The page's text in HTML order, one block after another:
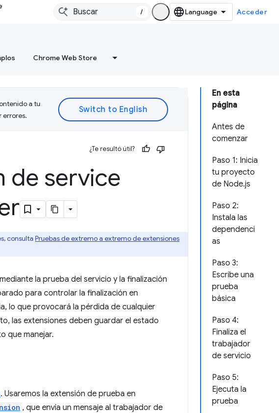
/ Acceder
Chrome Web Store
En esta
página
Antes de
comenzar
Paso 1: Inicia
tu proyecto
de Node.js
Paso 2:
Instala las
dependenci
as
Paso 3:
Escribe una
prueba
básica
Paso 4:
Finaliza el
trabajador
de servicio
Paso 5:
Ejecuta la
prueba
a tu
errores.
¿Te resultó útil?
de service
consulta Pruebas de extremo a extremo de extensiones
la prueba del servicio y la finalización
para controlar la finalización en
lo que provocará la pérdida de cualquier
las extensiones deben guardar el estado
que manejar.
. Usaremos la extensión de prueba en
, que envía un mensaje al trabajador de